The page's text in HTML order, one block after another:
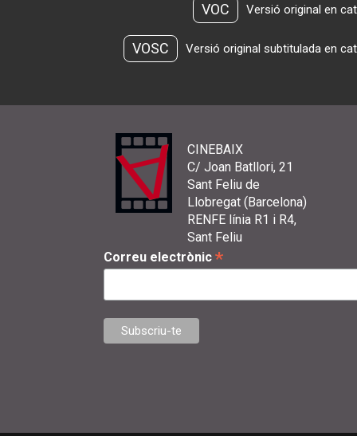
VOC Versió original en
VOSC Versió original subtitulada en
CINEBAIX
C/ Joan Batllori, 21
Sant Feliu de
Llobregat (Barcelona)
RENFE línia R1 i R4,
Sant Feliu
Correu electrònic *